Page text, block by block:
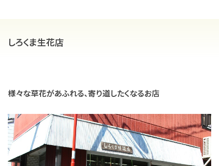
しろくま生花店
様々な草花があふれる、寄り道したくなるお店